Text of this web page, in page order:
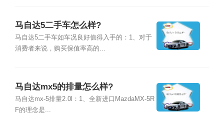
马自达5二手车怎么样?
马自达5二手车如车况良好值得入手的：1、对于
消费者来说，购买保值率高的...
马自达mx5的排量怎么样?
马自达mx-5排量2.0l：1、全新进口MazdaMX-5R
F的理念是...